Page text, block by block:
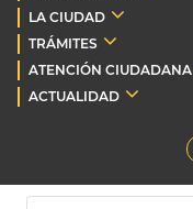
LA CIUDAD
TRÁMITES
ATENCIÓN CIUDADANA
ACTUALIDAD